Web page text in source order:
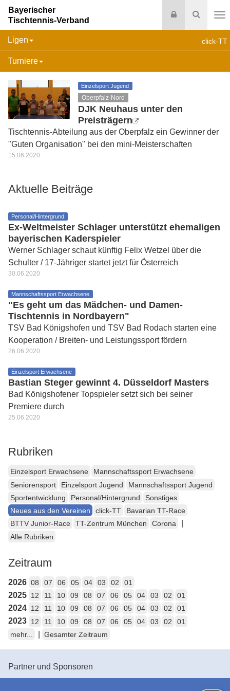
Suche
Login
Bayerischer
Tischtennis-Verband
click-TT
Ligen
Turniere
Einzelsport Jugend
Oberpfalz-Nord
DJK Neuhaus unter den
Preisträgern
Tischtennis-Abteilung aus der Oberpfalz ein Gewinner der
"Guten Organisation" bei den mini-Meisterschaften
15.06.2020
Aktuelle Beiträge
Personal/Hintergrund
Ex-Weltmeister Schlager unterstützt ehemaligen
bayerischen Kaderspieler
Werner Schlager schaut künftig Felix Wetzel über die
Schulter / 17-Jähriger startet jetzt für Österreich
30.06.2020
Mannschaftssport Erwachsene
"Es geht um das Mädchen- und Damen-
Tischtennis in Nordbayern"
TSV Bad Königshofen und TSV Bad Rodach starten eine
Kooperation / Breiten- und Leistungssport fördern
26.06.2020
Einzelsport Erwachsene
Bastian Steger gewinnt 4. Düsseldorf Masters
Bad Königshofener Topspieler setzt sich bei seiner
Premiere durch
25.06.2020
Rubriken
Einzelsport Erwachsene
Mannschaftssport Erwachsene
Seniorensport
Einzelsport Jugend
Mannschaftssport Jugend
Sportentwicklung
Personal/Hintergrund
Sonstiges
Neues aus den Vereinen
click-TT
Bavarian TT-Race
BTTV Junior-Race
TT-Zentrum München Corona
Alle Rubriken
Zeitraum
2026 08 07 06 05 04 03 02 01
2025 12 11 10 09 08 07 06 05 04 03 02 01
2024 12 11 10 09 08 07 06 05 04 03 02 01
2023 12 11 10 09 08 07 06 05 04 03 02
01
mehr...
Gesamter Zeitraum
Partner und Sponsoren